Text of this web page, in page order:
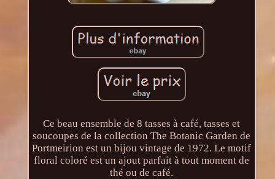
Ce beau ensemble de 8 tasses à café, tasses et
soucoupes de la collection The Botanic Garden de
Portmeirion est un bijou vintage de 1972. Le motif
floral coloré est un ajout parfait à tout moment de
thé ou de café.